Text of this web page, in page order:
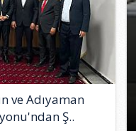
ve Adıyaman
Ş..